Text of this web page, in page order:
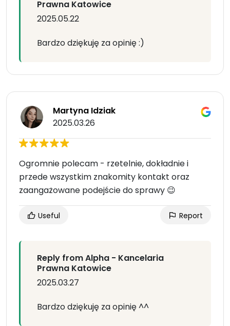
Prawna Katowice
2025.05.22
Bardzo dziękuję za opinię :)
Martyna Idziak
2025.03.26
Ogromnie polecam - rzetelnie, dokładnie i
przede wszystkim znakomity kontakt oraz
zaangażowane podejście do sprawy 😉
Useful Report
Reply from Alpha - Kancelaria
Prawna Katowice
2025.03.27
Bardzo dziękuję za opinię ^^